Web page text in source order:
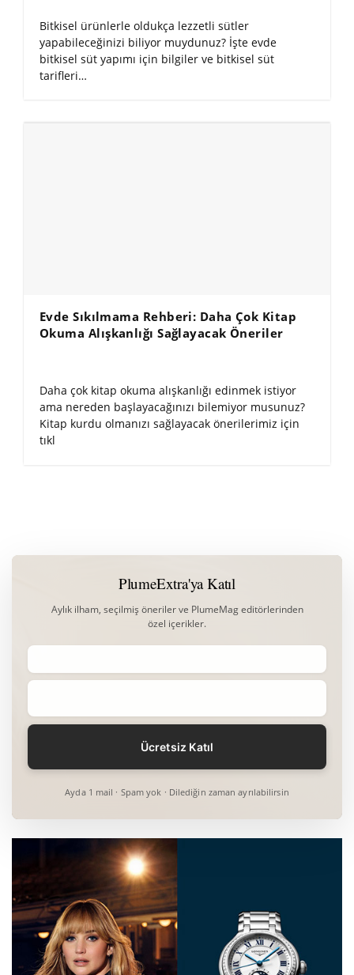
Bitkisel ürünlerle oldukça lezzetli sütler
yapabileceğinizi biliyor muydunuz? İşte evde
bitkisel süt yapımı için bilgiler ve bitkisel süt
tarifleri…
Evde Sıkılmama Rehberi: Daha Çok Kitap
Okuma Alışkanlığı Sağlayacak Öneriler
Daha çok kitap okuma alışkanlığı edinmek istiyor
ama nereden başlayacağınızı bilemiyor musunuz?
Kitap kurdu olmanızı sağlayacak önerilerimiz için
tıkl
PlumeExtra'ya Katıl
Aylık ilham, seçilmiş öneriler ve PlumeMag editörlerinden
özel içerikler.
Ayda 1 mail · Spam yok · Dilediğin zaman ayrılabilirsin